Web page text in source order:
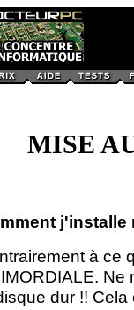
MISE
j'installe
à ce
Ne
dur !!